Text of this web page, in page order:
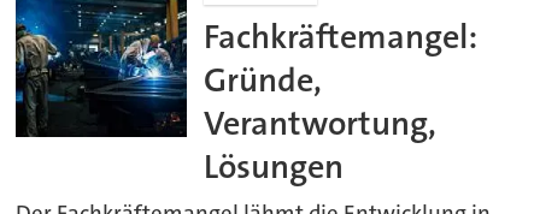
Fachkräftemangel:
Gründe,
Verantwortung,
Lösungen